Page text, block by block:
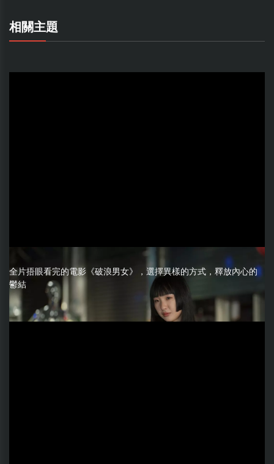
相關主題
全片捂眼看完的電影《破浪男女》，選擇異樣的方式，釋放內心的
鬱結